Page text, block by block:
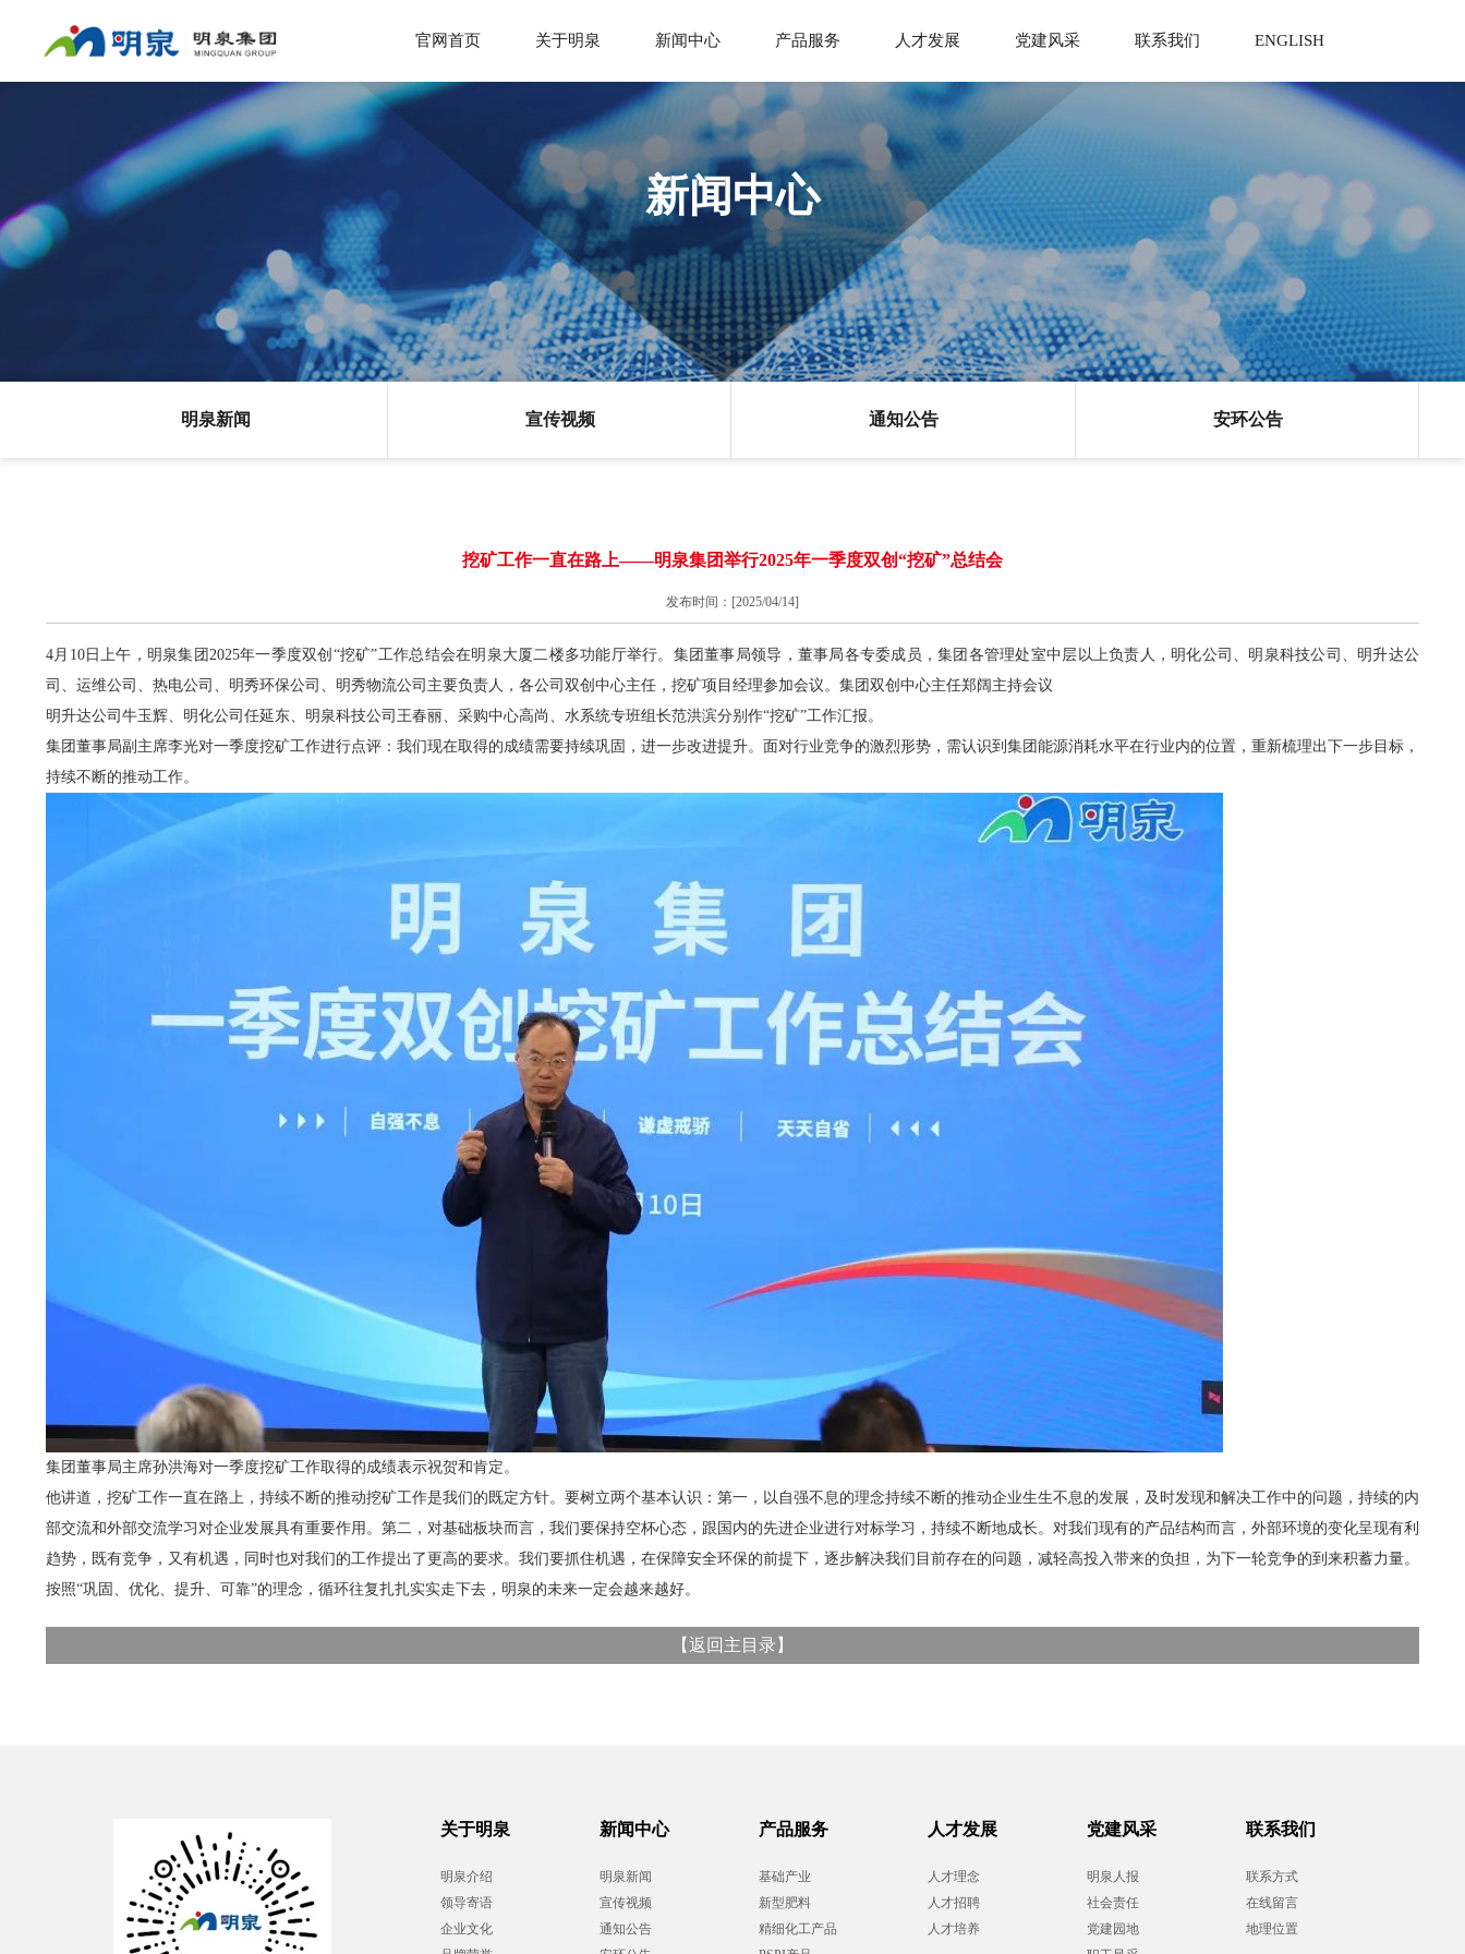
官网首页 关于明泉
明泉介绍
企业文化 品牌荣誉
发展历程
新闻中心
宣传视频
通知公告 安环公告
产品服务
基础产业
精细化工产品 PSPI产品
PPS产品
人才发展
人才理念
人才培养
党建风采
党建园地 职工风采
联系我们
地理位置
ENGLISH
新闻中心
明泉新闻 宣传视频 通知公告 安环公告
挖矿工作一直在路上——明泉集团举行2025年一季度双创“挖矿”总结会
发布时间：[2025/04/14]
4月10日上午，明泉集团2025年一季度双创“挖矿”工作总结会在明泉大厦二楼多功能厅举行。集团董事局领导，董事局各专委成员，集团各管理处室中层以上负责人，明化公司、明泉科技公司、明升达公
司、运维公司、热电公司、明秀环保公司、明秀物流公司主要负责人，各公司双创中心主任，挖矿项目经理参加会议。集团双创中心主任郑阔主持会议
明升达公司牛玉辉、明化公司任延东、明泉科技公司王春丽、采购中心高尚、水系统专班组长范洪滨分别作“挖矿”工作汇报。
集团董事局副主席李光对一季度挖矿工作进行点评：我们现在取得的成绩需要持续巩固，进一步改进提升。面对行业竞争的激烈形势，需认识到集团能源消耗水平在行业内的位置，重新梳理出下一步目标，
持续不断的推动工作。
集团董事局主席孙洪海对一季度挖矿工作取得的成绩表示祝贺和肯定。
他讲道，挖矿工作一直在路上，持续不断的推动挖矿工作是我们的既定方针。要树立两个基本认识：第一，以自强不息的理念持续不断的推动企业生生不息的发展，及时发现和解决工作中的问题，持续的内
部交流和外部交流学习对企业发展具有重要作用。第二，对基础板块而言，我们要保持空杯心态，跟国内的先进企业进行对标学习，持续不断地成长。对我们现有的产品结构而言，外部环境的变化呈现有利
趋势，既有竞争，又有机遇，同时也对我们的工作提出了更高的要求。我们要抓住机遇，在保障安全环保的前提下，逐步解决我们目前存在的问题，减轻高投入带来的负担，为下一轮竞争的到来积蓄力量。
按照“巩固、优化、提升、可靠”的理念，循环往复扎扎实实走下去，明泉的未来一定会越来越好。
【返回主目录 】
关于明泉
明泉介绍
领导寄语
企业文化
新闻中心
明泉新闻
宣传视频
通知公告
产品服务
基础产业
新型肥料
精细化工产品
人才发展
人才理念
人才招聘
人才培养
党建风采
明泉人报
社会责任
党建园地
联系我们
联系方式
在线留言
地理位置